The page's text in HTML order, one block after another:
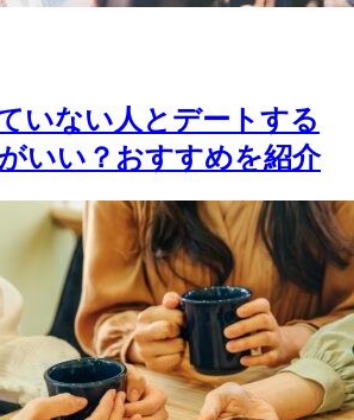
いない人とデートする
いい？おすすめを紹介